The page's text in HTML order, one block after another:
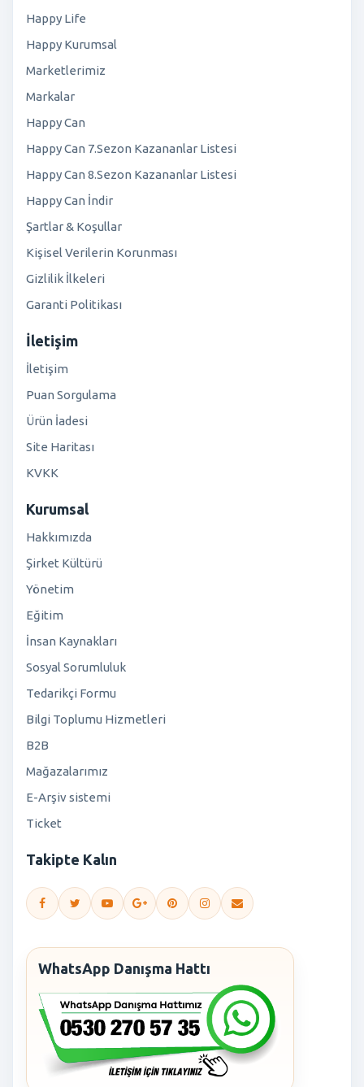
Happy Life
Happy Kurumsal
Marketlerimiz
Markalar
Happy Can
Happy Can 7.Sezon Kazananlar Listesi
Happy Can 8.Sezon Kazananlar Listesi
Happy Can İndir
Şartlar & Koşullar
Kişisel Verilerin Korunması
Gizlilik İlkeleri
Garanti Politikası
İletişim
İletişim
Puan Sorgulama
Ürün İadesi
Site Haritası
KVKK
Kurumsal
Hakkımızda
Şirket Kültürü
Yönetim
Eğitim
İnsan Kaynakları
Sosyal Sorumluluk
Tedarikçi Formu
Bilgi Toplumu Hizmetleri
B2B
Mağazalarımız
E-Arşiv sistemi
Ticket
Takipte Kalın
WhatsApp Danışma Hattı